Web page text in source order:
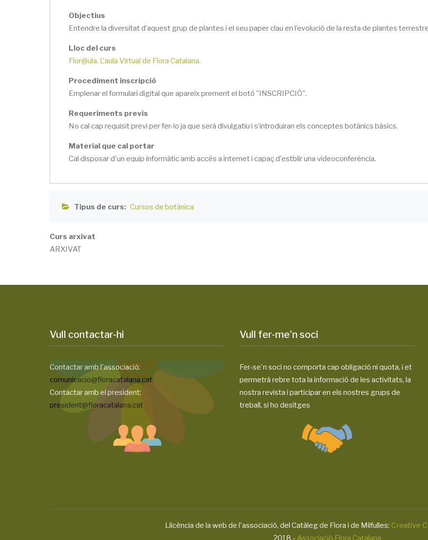
Objectius
Entendre la diversitat d’aquest grup de plantes i el seu paper clau en l’evolució de la resta de plantes
Lloc del curs
Flor@ula. L'aula Virtual de Flora Catalana.
Procediment inscripció
Emplenar el formulari digital que apareix prement el botó "INSCRIPCIÓ".
Requeriments previs
No cal cap requisit previ per fer-lo ja que serà divulgatiu i s’introduiran els conceptes botànics bàsics.
Material que cal portar
Cal disposar d'un equip informàtic amb accés a internet i capaç d'estblir una videoconferència.
Tipus de curs Cursos de botànica
Curs arxivat
ARXIVAT
Vull contactar-hi
Contactar amb l'associació:
comunicacio@floracatalana.cat
Contactar amb el president:
president@floracatalana.cat
Vull fer-me'n soci
Fer-se'n soci no comporta cap obligació ni quota, i et
permetrà rebre tota la informació de les activitats, la
nostra revista i participar en els nostres grups de
treball, si ho desitges
Llicència de la web de l'associació, del Catàleg de Flora i de Milfulles: Creative
2018 - Associació Flora Catalana